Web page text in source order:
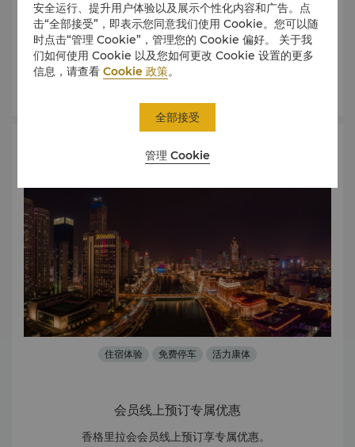
我们提供完美的活动策划，将您的梦想变为现实，在您完成信
息后，我们高度专业的礼宾将有幸为您服务。
优惠
住宿体验 免费停车 活力康体
会员线上预订专属优惠
香格里拉会会员线上预订享专属优惠。
安全运行、提升用户体验以及展示个性化内容和广告。点
击“全部接受”，即表示您同意我们使用 Cookie。您可以随
时点击“管理 Cookie”，管理您的 Cookie 偏好。 关于我
们如何使用 Cookie 以及您如何更改 Cookie 设置的更多
信息，请查看Cookie 政策。
管理 Cookie
全部接受